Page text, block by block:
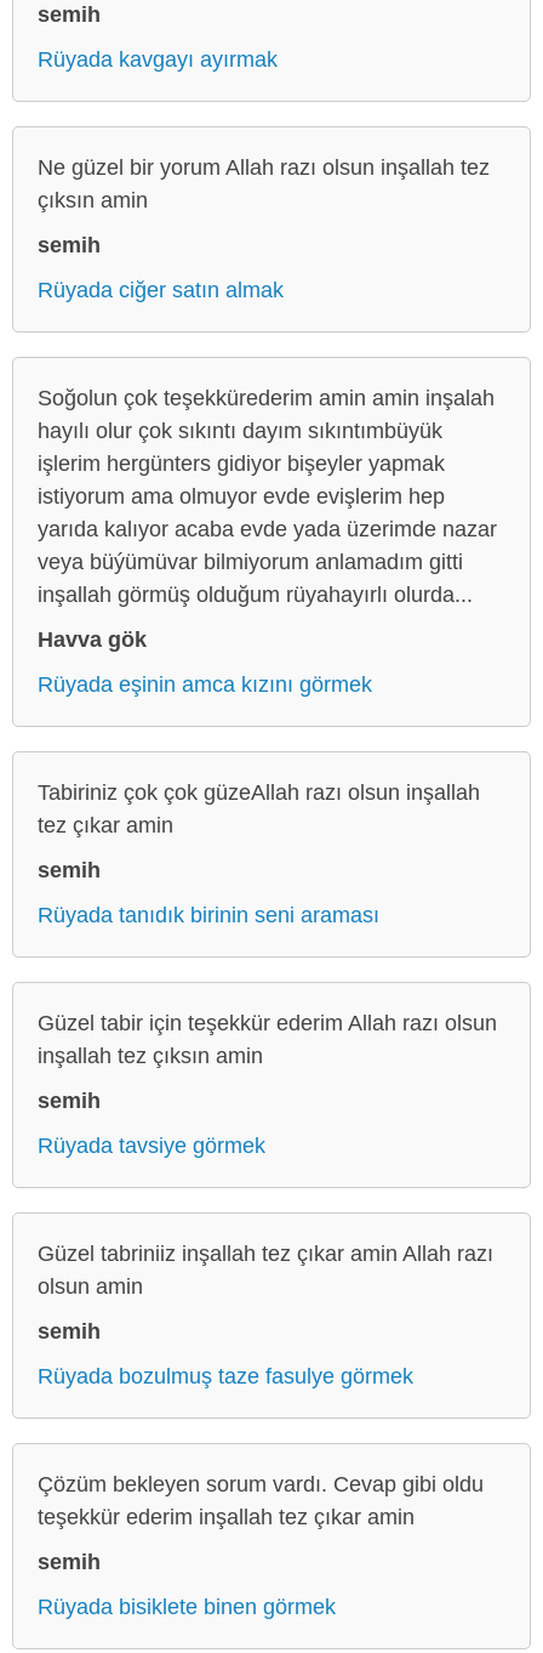
semih
Rüyada kavgayı ayırmak
Ne güzel bir yorum Allah razı olsun inşallah tez
çıksın amin
semih
Rüyada ciğer satın almak
Soğolun çok teşekkürederim amin amin inşalah
hayılı olur çok sıkıntı dayım sıkıntımbüyük
işlerim hergünters gidiyor bişeyler yapmak
istiyorum ama olmuyor evde evişlerim hep
yarıda kalıyor acaba evde yada üzerimde nazar
veya büýümüvar bilmiyorum anlamadım gitti
inşallah görmüş olduğum rüyahayırlı olurda...
Havva gök
Rüyada eşinin amca kızını görmek
Tabiriniz çok çok güzeAllah razı olsun inşallah
tez çıkar amin
semih
Rüyada tanıdık birinin seni araması
Güzel tabir için teşekkür ederim Allah razı olsun
inşallah tez çıksın amin
semih
Rüyada tavsiye görmek
Güzel tabriniiz inşallah tez çıkar amin Allah razı
olsun amin
semih
Rüyada bozulmuş taze fasulye görmek
Çözüm bekleyen sorum vardı. Cevap gibi oldu
teşekkür ederim inşallah tez çıkar amin
semih
Rüyada bisiklete binen görmek